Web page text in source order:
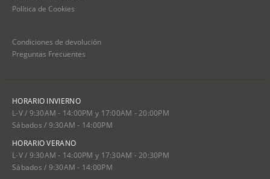
Política de Cookies
Condiciones de devolución
Preguntas Frecuentes
HORARIO INVIERNO
L-V / 9:30AM - 14:00PM y 17:00AM - 20:00PM
Sábados / 9:30AM - 14:00PM
HORARIO VERANO
L-V / 9:30AM - 14:00PM y 17:30AM - 20:30PM
Sábados / 9:30AM - 14:00PM